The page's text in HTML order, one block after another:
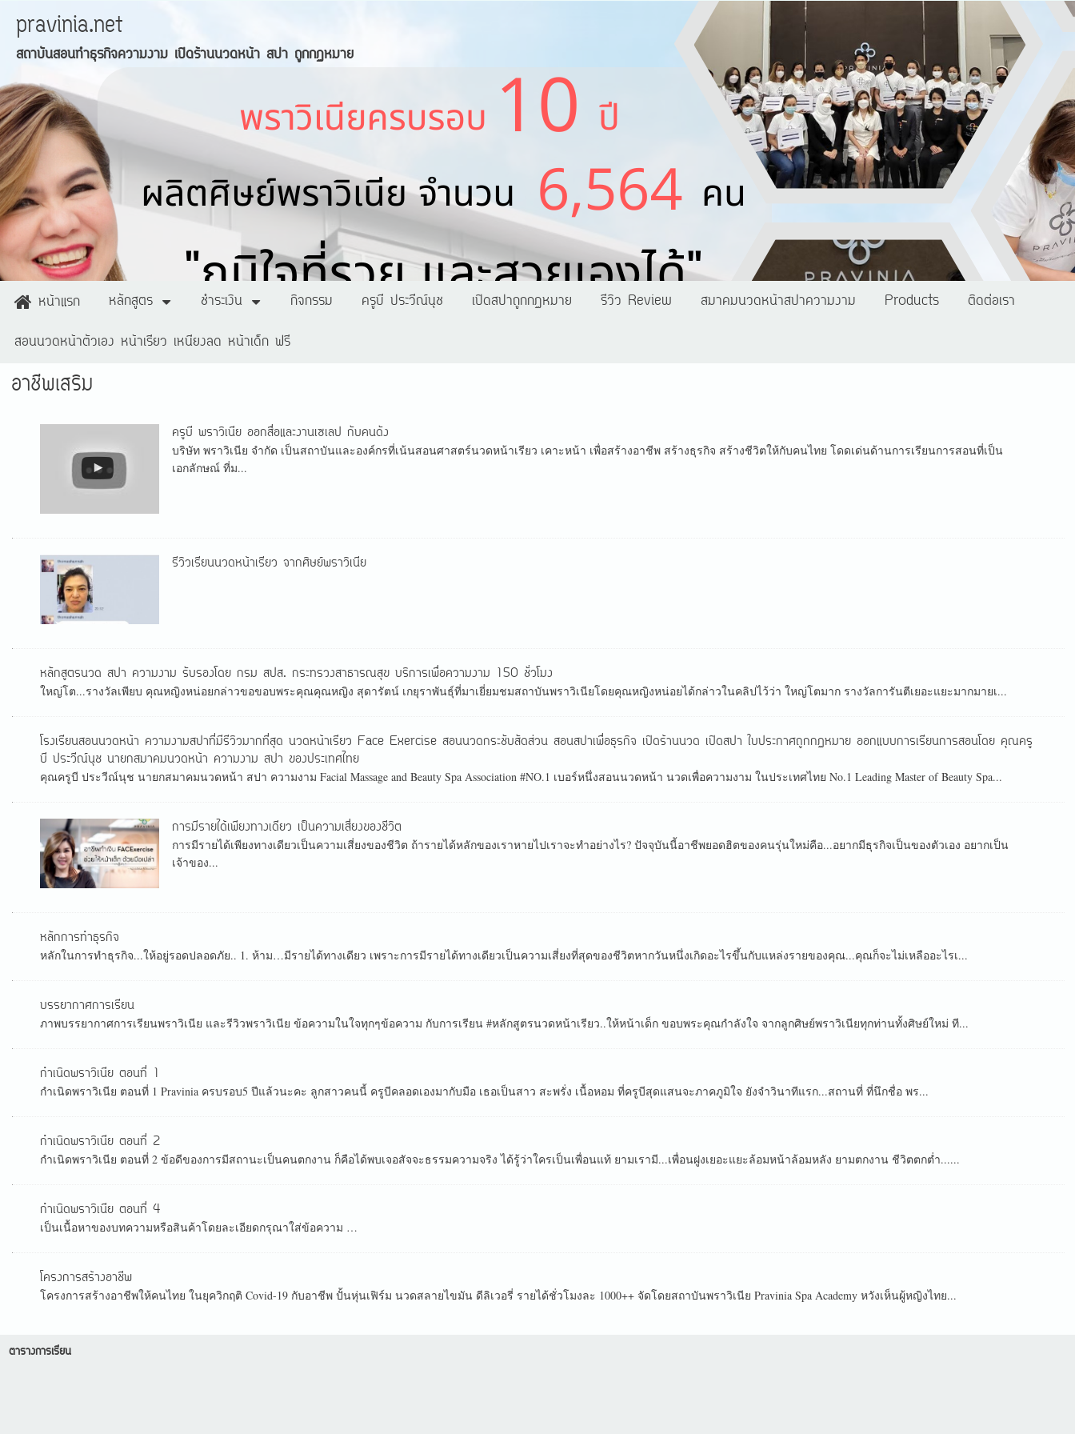
pravinia.net
สถาบันสอนทำธุรกิจความงาม เปิดร้านนวดหน้า สปา ถูกกฏหมาย
หน้าแรก หลักสูตร ชำระเงิน กิจกรรม ครูบี ประวีณ์นุช เปิดสปาถูกกฏหมาย รีวิว Review สมาคมนวดหน้าสปาความงาม Products
ติดต่อเรา
สอนนวดหน้าตัวเอง หน้าเรียว เหนียงลด หน้าเด็ก ฟรี
อาชีพเสริม
ครูบี พราวิเนีย ออกสื่อและงานเซเลป กับคนดัง
บริษัท พราวิเนีย จำกัด เป็นสถาบันและองค์กรที่เน้นสอนศาสตร์นวดหน้าเรียว เคาะหน้า เพื่อสร้างอาชีพ สร้างธุรกิจ สร้างชีวิตให้กับคนไทย โดดเด่นด้านการเรียนการสอนที่เป็น
เอกลักษณ์ ที่ม...
รีวิวเรียนนวดหน้าเรียว จากศิษย์พราวิเนีย
หลักสูตรนวด สปา ความงาม รับรองโดย กรม สปส. กระทรวงสาธารณสุข บริการเพื่อความงาม 150 ชั่วโมง
ใหญ่โต...รางวัลเพียบ คุณหญิงหน่อยกล่าวขอขอบพระคุณคุณหญิง สุดารัตน์ เกยุราพันธุ์ที่มาเยี่ยมชมสถาบันพราวิเนียโดยคุณหญิงหน่อยได้กล่าวในคลิปไว้ว่า ใหญ่โตมาก รางวัลการันตีเยอะแยะมากมายเ...
โรงเรียนสอนนวดหน้า ความงามสปาที่มีรีวิวมากที่สุด นวดหน้าเรียว Face Exercise สอนนวดกระชับสัดส่วน สอนสปาเพื่อธุรกิจ เปิดร้านนวด เปิดสปา ใบประกาศถูกกฏหมาย ออกแบบการเรียนการสอนโดย คุณครู
บี ประวีณ์นุช นายกสมาคมนวดหน้า ความงาม สปา ของประเทศไทย
คุณครูบี ประวีณ์นุช นายกสมาคมนวดหน้า สปา ความงาม Facial Massage and Beauty Spa Association #NO.1 เบอร์หนึ่งสอนนวดหน้า นวดเพื่อความงาม ในประเทศไทย No.1 Leading Master of Beauty Spa...
การมีรายได้เพียงทางเดียว เป็นความเสี่ยงของชีวิต
การมีรายได้เพียงทางเดียวเป็นความเสี่ยงของชีวิต ถ้ารายได้หลักของเราหายไปเราจะทำอย่างไร? ปัจจุบันนี้อาชีพยอดฮิตของคนรุ่นใหม่คือ...อยากมีธุรกิจเป็นของตัวเอง อยากเป็น
เจ้าของ...
หลักการทำธุรกิจ
หลักในการทำธุรกิจ...ให้อยู่รอดปลอดภัย.. 1. ห้าม…มีรายได้ทางเดียว เพราะการมีรายได้ทางเดียวเป็นความเสี่ยงที่สุดของชีวิตหากวันหนึ่งเกิดอะไรขึ้นกับแหล่งรายของคุณ...คุณก็จะไม่เหลืออะไรเ...
บรรยากาศการเรียน
ภาพบรรยากาศการเรียนพราวิเนีย และรีวิวพราวิเนีย ข้อความในใจทุกๆข้อความ กับการเรียน #หลักสูตรนวดหน้าเรียว..ให้หน้าเด็ก ขอบพระคุณกำลังใจ จากลูกศิษย์พราวิเนียทุกท่านทั้งศิษย์ใหม่ ที...
กำเนิดพราวิเนีย ตอนที่ 1
กำเนิดพราวิเนีย ตอนที่ 1 Pravinia ครบรอบ5 ปีแล้วนะคะ ลูกสาวคนนี้ ครูบีคลอดเองมากับมือ เธอเป็นสาว สะพรั่ง เนื้อหอม ที่ครูบีสุดแสนจะภาคภูมิใจ ยังจำวินาทีแรก...สถานที่ ที่นึกชื่อ พร...
กำเนิดพราวิเนีย ตอนที่ 2
กำเนิดพราวิเนีย ตอนที่ 2 ข้อดีของการมีสถานะเป็นคนตกงาน ก็คือได้พบเจอสัจจะธรรมความจริง ได้รู้ว่าใครเป็นเพื่อนแท้ ยามเรามี...เพื่อนฝูงเยอะแยะล้อมหน้าล้อมหลัง ยามตกงาน ชีวิตตกต่ำ......
กำเนิดพราวิเนีย ตอนที่ 4
เป็นเนื้อหาของบทความหรือสินค้าโดยละเอียดกรุณาใส่ข้อความ …
โครงการสร้างอาชีพ
โครงการสร้างอาชีพให้คนไทย ในยุควิกฤติ Covid-19 กับอาชีพ ปั้นหุ่นเฟิร์ม นวดสลายไขมัน ดีลิเวอรี่ รายได้ชั่วโมงละ 1000++ จัดโดยสถาบันพราวิเนีย Pravinia Spa Academy หวังเห็นผู้หญิงไทย...
ตารางการเรียน